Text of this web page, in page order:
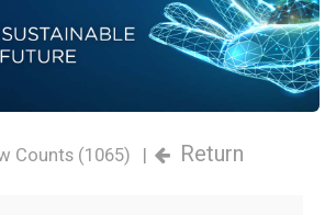
Counts (1065) | Return